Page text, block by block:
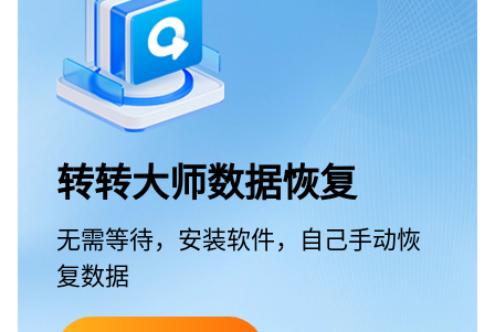
转转大师数据恢复
无需等待，安装软件，自己手动恢
复数据